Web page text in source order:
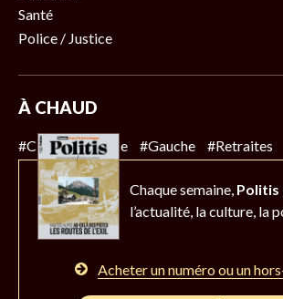
Santé
Police / Justice
À CHAUD
#Climat #Police #Gauche #Retraites
Chaque semaine,
l’actualité, la culture, la
Acheter un numéro ou un